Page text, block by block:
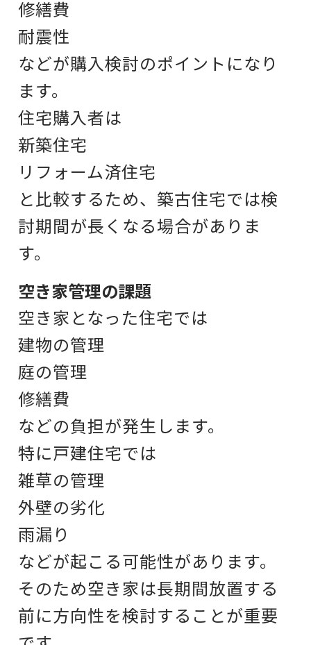
修繕費
耐震性
などが購入検討のポイントになり
ます。
住宅購入者は
新築住宅
リフォーム済住宅
と比較するため、 築古住宅では検
討期間が長くなる場合がありま
す。
空き家管理の課題
空き家となった住宅では
建物の管理
庭の管理
修繕費
などの負担が発生します。
特に戸建住宅では
雑草の管理
外壁の劣化
雨漏り
などが起こる可能性があります。
そのため空き家は長期間放置する
前に方向性を検討することが重要